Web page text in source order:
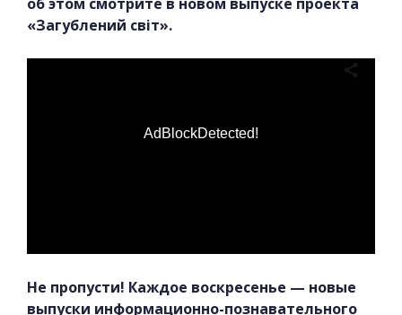
«Загублений світ».
AdBlockDetected!
Не пропусти! Каждое воскресенье — новые
выпуски информационно-познавательного